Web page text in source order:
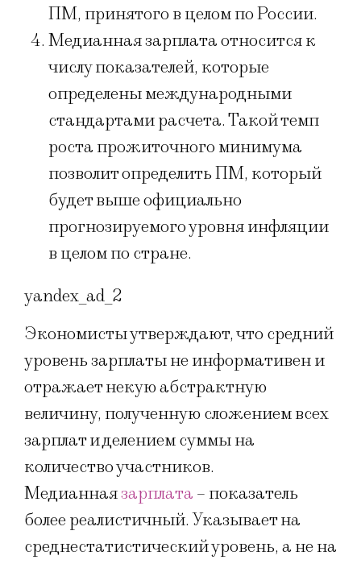
ПМ, принятого в целом по России.
Медианная зарплата относится к
числу показателей, которые
определены международными
стандартами расчета. Такой темп
роста прожиточного минимума
позволит определить ПМ, который
будет выше официально
прогнозируемого уровня инфляции
в целом по стране.
yandex_ad_2
Экономисты утверждают, что средний
уровень зарплаты не информативен и
отражает некую абстрактную
величину, полученную сложением всех
зарплат и делением суммы на
количество участников.
Медианнаязарплата – показатель
более реалистичный. Указывает на
среднестатистический уровень, а не на